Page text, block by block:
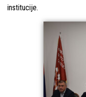
institucije.